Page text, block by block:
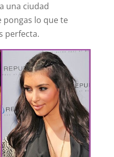
una ciudad
pongas lo que te
perfecta.